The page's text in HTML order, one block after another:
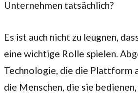
Unternehmen tatsächlich?
Es ist auch nicht zu leugnen,
eine wichtige Rolle spielen.
Technologie, die die Plattform
die Menschen, die sie